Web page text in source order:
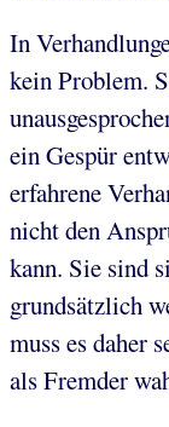
In
kein Problem.
ein Gespür
erfahrene
nicht den
kann. Sie sind
grundsätzlich
muss es daher
als Fremder